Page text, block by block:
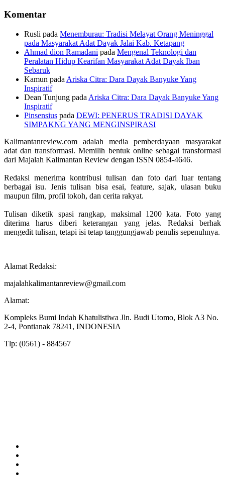
Komentar
Rusli pada Menemburau: Tradisi Melayat Orang Meninggal
pada Masyarakat Adat Dayak Jalai Kab. Ketapang
Ahmad dion Ramadani pada Mengenal Teknologi dan
Peralatan Hidup Kearifan Masyarakat Adat Dayak Iban
Sebaruk
Kamun pada Ariska Citra: Dara Dayak Banyuke Yang
Inspiratif
Dean Tunjung pada Ariska Citra: Dara Dayak Banyuke Yang
Inspiratif
Pinsensius pada DEWI: PENERUS TRADISI DAYAK
SIMPAKNG YANG MENGINSPIRASI
Kalimantanreview.com adalah media pemberdayaan masyarakat
adat dan transformasi. Memilih bentuk online sebagai transformasi
dari Majalah Kalimantan Review dengan ISSN 0854-4646.
Redaksi menerima kontribusi tulisan dan foto dari luar tentang
berbagai isu. Jenis tulisan bisa esai, feature, sajak, ulasan buku
maupun film, profil tokoh, dan cerita rakyat.
Tulisan diketik spasi rangkap, maksimal 1200 kata. Foto yang
diterima harus diberi keterangan yang jelas. Redaksi berhak
mengedit tulisan, tetapi isi tetap tanggungjawab penulis sepenuhnya.
Alamat Redaksi:
majalahkalimantanreview@gmail.com
Alamat:
Kompleks Bumi Indah Khatulistiwa Jln. Budi Utomo, Blok A3 No.
2-4, Pontianak 78241, INDONESIA
Tlp: (0561) - 884567